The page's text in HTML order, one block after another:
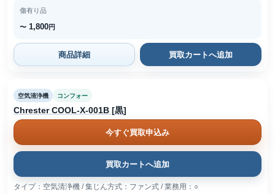
傷有り品
〜 1,800円
商品詳細 買取カートへ追加
空気清浄機 コンフォー
Chrester COOL-X-001B [黒]
今すぐ買取申込み
買取カートへ追加
タイプ：空気清浄機 / 集じん方式：ファン式 / 業務用：○